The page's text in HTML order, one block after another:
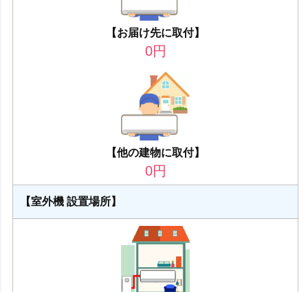
【お届け先に取付】
0円
【他の建物に取付】
0円
【室外機 設置場所】